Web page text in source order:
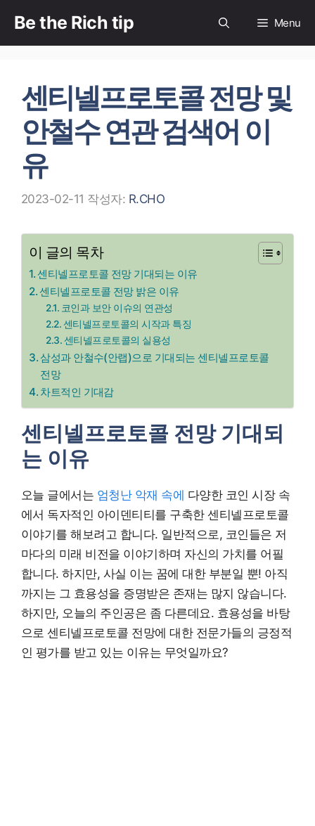
츠
Be the Rich tip Menu
센티넬프로토콜 전망 및
안철수 연관 검색어 이
유
2023-02-11 작성자: R.CHO
이 글의 목차
센티넬프로토콜 전망 기대되는 이유
센티넬프로토콜 전망 밝은 이유
코인과 보안 이슈의 연관성
센티넬프로토콜의 시작과 특징
센티넬프로토콜의 실용성
삼성과 안철수(안랩)으로 기대되는 센티넬프로토콜
전망
차트적인 기대감
센티넬프로토콜 전망 기대되
는 이유
오늘 글에서는 엄청난 악재 속에 다양한 코인 시장 속
에서 독자적인 아이덴티티를 구축한 센티넬프로토콜
이야기를 해보려고 합니다. 일반적으로, 코인들은 저
마다의 미래 비전을 이야기하며 자신의 가치를 어필
합니다. 하지만, 사실 이는 꿈에 대한 부분일 뿐! 아직
까지는 그 효용성을 증명받은 존재는 많지 않습니다.
하지만, 오늘의 주인공은 좀 다른데요. 효용성을 바탕
으로 센티넬프로토콜 전망에 대한 전문가들의 긍정적
인 평가를 받고 있는 이유는 무엇일까요?